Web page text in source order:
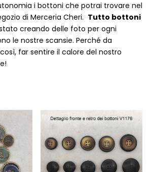
i bottoni che potrai trovare nel
di Merceria Cheri. Tutto bottoni
creando delle foto per ogni
le nostre scansie. Perché da
far sentire il calore del nostro